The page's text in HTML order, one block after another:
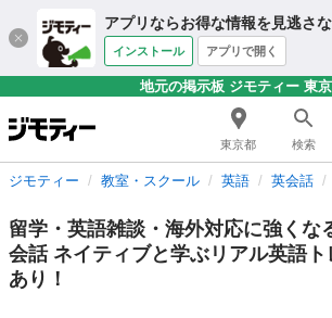
アプリならお得な情報を見逃さな
インストール アプリで開く
地元の掲示板 ジモティー 東
東京都 検索
ジモティー 教室・スクール 英語 英会話
留学・英語雑談・海外対応に強くな
会話 ネイティブと学ぶリアル英語
あり！